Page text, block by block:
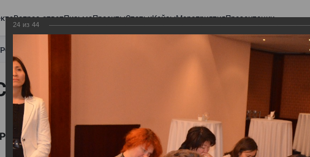
Вопрос-ответПисьмаПроектыСтатьиКейсыМероприятияПрезентации
СЧЕТА-ФАКТУРЫ. ВИРТУАЛЬНЫЙ СКЛАД.
ФАКТУРЫ. ВИРТУАЛЬНЫЙ
ВИРТУАЛЬНЫЙ СКЛАД.
24 из 44